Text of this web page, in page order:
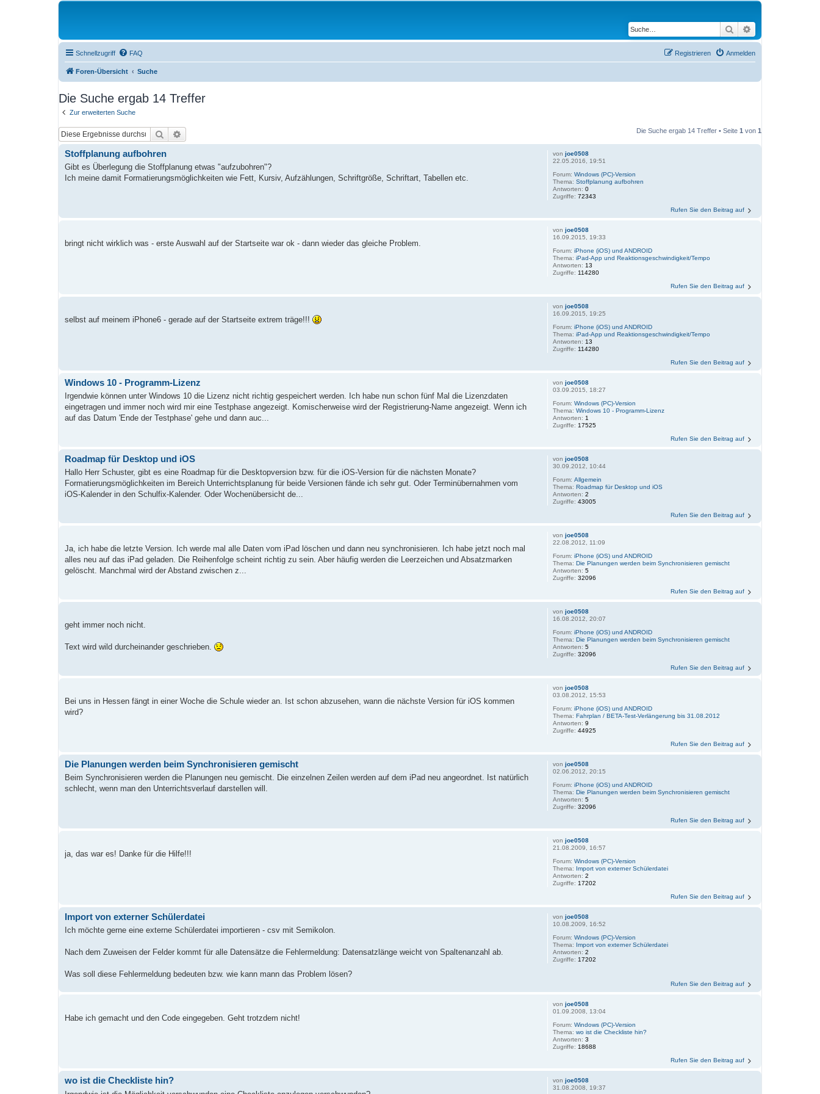
Suche
Schnellzugriff FAQ Anmelden
Registrieren
Foren-Übersicht Suche
Die Suche ergab 14 Treffer
Zur erweiterten Suche
Suche Die Suche ergab 14 Treffer • Seite 1 von 1
vonjoe0508
22.05.2016, 19:51
Forum:Windows (PC)-Version
Thema:Stoffplanung aufbohren
Antworten:0
Zugriffe:72343
Stoffplanung aufbohren
Gibt es Überlegung die Stoffplanung etwas "aufzubohren"?
Ich meine damit Formatierungsmöglichkeiten wie Fett, Kursiv, Aufzählungen, Schriftgröße, Schriftart, Tabellen etc.
Rufen Sie den Beitrag auf
vonjoe0508
16.09.2015, 19:33
Forum:iPhone (iOS) und ANDROID
Thema:iPad-App und Reaktionsgeschwindigkeit/Tempo
Antworten: 13
Zugriffe: 114280
bringt nicht wirklich was - erste Auswahl auf der Startseite war ok - dann wieder das gleiche Problem.
Rufen Sie den Beitrag auf
vonjoe0508
16.09.2015, 19:25
Forum:iPhone (iOS) und ANDROID
Thema:iPad-App und Reaktionsgeschwindigkeit/Tempo
Antworten: 13
Zugriffe: 114280
selbst auf meinem iPhone6 - gerade auf der Startseite extrem träge!!!
Rufen Sie den Beitrag auf
vonjoe0508
03.09.2015, 18:27
Forum:Windows (PC)-Version
Thema:Windows 10 - Programm-Lizenz
Antworten: 1
Zugriffe: 17525
Windows 10 - Programm-Lizenz
Irgendwie können unter Windows 10 die Lizenz nicht richtig gespeichert werden. Ich habe nun schon fünf Mal die Lizenzdaten
eingetragen und immer noch wird mir eine Testphase angezeigt. Komischerweise wird der Registrierung-Name angezeigt. Wenn ich
auf das Datum 'Ende der Testphase' gehe und dann auc...
Rufen Sie den Beitrag auf
vonjoe0508
30.09.2012, 10:44
Forum:Allgemein
Thema:Roadmap für Desktop und iOS
Antworten:2
Zugriffe:43005
Roadmap für Desktop und iOS
Hallo Herr Schuster, gibt es eine Roadmap für die Desktopversion bzw. für die iOS-Version für die nächsten Monate?
Formatierungsmöglichkeiten im Bereich Unterrichtsplanung für beide Versionen fände ich sehr gut. Oder Terminübernahmen vom
iOS-Kalender in den Schulfix-Kalender. Oder Wochenübersicht de...
Rufen Sie den Beitrag auf
vonjoe0508
22.08.2012, 11:09
Forum:iPhone (iOS) und ANDROID
Thema:Die Planungen werden beim Synchronisieren gemischt
Antworten:5
Zugriffe:32096
Ja, ich habe die letzte Version. Ich werde mal alle Daten vom iPad löschen und dann neu synchronisieren. Ich habe jetzt noch mal
alles neu auf das iPad geladen. Die Reihenfolge scheint richtig zu sein. Aber häufig werden die Leerzeichen und Absatzmarken
gelöscht. Manchmal wird der Abstand zwischen z...
Rufen Sie den Beitrag auf
vonjoe0508
16.08.2012, 20:07
Forum:iPhone (iOS) und ANDROID
Thema:Die Planungen werden beim Synchronisieren gemischt
Antworten:5
Zugriffe:32096
geht immer noch nicht.
Text wird wild durcheinander geschrieben.
Rufen Sie den Beitrag auf
vonjoe0508
03.08.2012, 15:53
Forum:iPhone (iOS) und ANDROID
Thema:Fahrplan / BETA-Test-Verlängerung bis 31.08.2012
Antworten:9
Zugriffe:44925
Bei uns in Hessen fängt in einer Woche die Schule wieder an. Ist schon abzusehen, wann die nächste Version für iOS kommen
wird?
Rufen Sie den Beitrag auf
vonjoe0508
02.06.2012, 20:15
Forum:iPhone (iOS) und ANDROID
Thema:Die Planungen werden beim Synchronisieren gemischt
Antworten:5
Zugriffe:32096
Die Planungen werden beim Synchronisieren gemischt
Beim Synchronisieren werden die Planungen neu gemischt. Die einzelnen Zeilen werden auf dem iPad neu angeordnet. Ist natürlich
schlecht, wenn man den Unterrichtsverlauf darstellen will.
Rufen Sie den Beitrag auf
vonjoe0508
21.08.2009, 16:57
Forum:Windows (PC)-Version
Thema: Import von externer Schülerdatei
Antworten:2
Zugriffe: 17202
ja, das war es! Danke für die Hilfe!!!
Rufen Sie den Beitrag auf
vonjoe0508
10.08.2009, 16:52
Forum:Windows (PC)-Version
Thema: Import von externer Schülerdatei
Antworten:2
Zugriffe: 17202
Import von externer Schülerdatei
Ich möchte gerne eine externe Schülerdatei importieren - csv mit Semikolon.
Nach dem Zuweisen der Felder kommt für alle Datensätze die Fehlermeldung: Datensatzlänge weicht von Spaltenanzahl ab.
Was soll diese Fehlermeldung bedeuten bzw. wie kann mann das Problem lösen?
Rufen Sie den Beitrag auf
vonjoe0508
01.09.2008, 13:04
Forum:Windows (PC)-Version
Thema:wo ist die Checkliste hin?
Antworten:3
Zugriffe: 18688
Habe ich gemacht und den Code eingegeben. Geht trotzdem nicht!
Rufen Sie den Beitrag auf
vonjoe0508
31.08.2008, 19:37
wo ist die Checkliste hin?